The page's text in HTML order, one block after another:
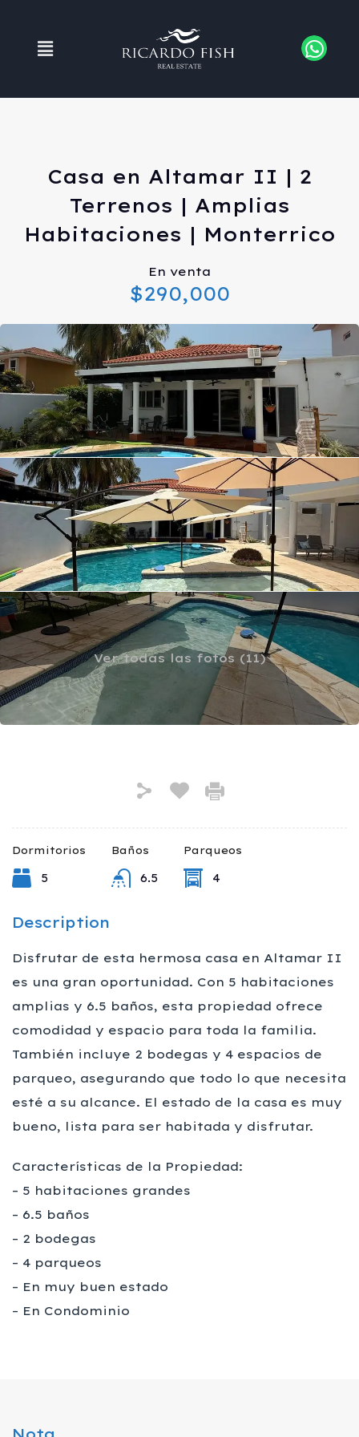
Casa en Altamar II | 2
Terrenos | Amplias
Habitaciones | Monterrico
En venta
$290,000
Ver todas las fotos (11)
Dormitorios
5
Baños
6.5
Parqueos
4
Description
Disfrutar de esta hermosa casa en Altamar II
es una gran oportunidad. Con 5 habitaciones
amplias y 6.5 baños, esta propiedad ofrece
comodidad y espacio para toda la familia.
También incluye 2 bodegas y 4 espacios de
parqueo, asegurando que todo lo que necesita
esté a su alcance. El estado de la casa es muy
bueno, lista para ser habitada y disfrutar.
Características de la Propiedad:
– 5 habitaciones grandes
– 6.5 baños
– 2 bodegas
– 4 parqueos
– En muy buen estado
– En Condominio